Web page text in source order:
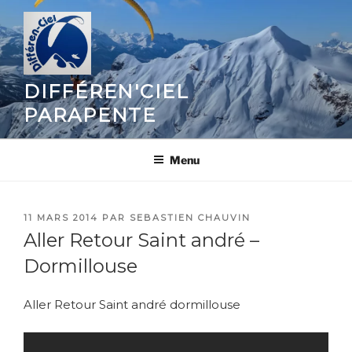
Aller
au
contenu
principal
DIFFÉREN'CIEL
PARAPENTE
Menu
PUBLIÉ
LE
11 MARS 2014 PAR SEBASTIEN CHAUVIN
Aller Retour Saint andré –
Dormillouse
Aller Retour Saint andré dormillouse